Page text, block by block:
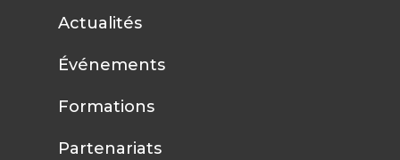
Actualités
Événements
Formations
Partenariats